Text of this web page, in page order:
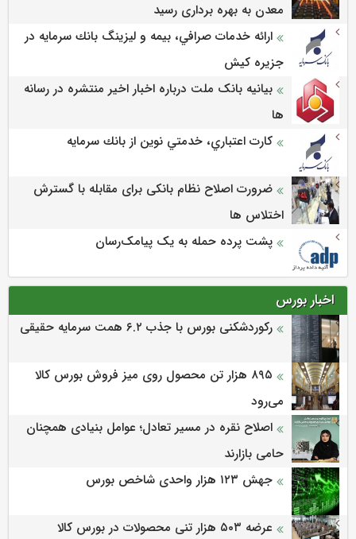
معدن به بهره برداری رسید
ارائه خدمات صرافي، بيمه و ليزينگ بانك سرمايه در
جزيره كيش
بیانیه بانک ملت درباره اخبار اخیر منتشره در رسانه
ها
كارت اعتباري، خدمتي نوين از بانك سرمايه
ضرورت اصلاح نظام بانکی برای مقابله با گسترش
اختلاس ها
پشت پرده حمله به یک پیامک‌رسان
اخبار بورس
رکوردشکنی بورس با جذب ۶.۲ همت سرمایه حقیقی
۸۹۵ هزار تن محصول روی میز فروش بورس کالا
می‌‌رود
اصلاح نقره در مسیر تعادل؛ عوامل بنیادی همچنان
حامی بازارند
جهش ۱۲۳ هزار واحدی شاخص بورس
عرضه ۵۰۳ هزار تنی محصولات در بورس کالا